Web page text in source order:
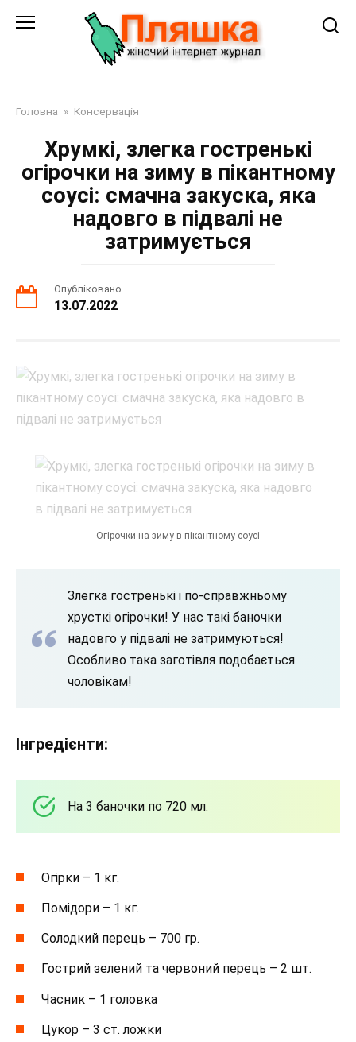
Головна » Консервація
Хрумкі, злегка гостренькі
огірочки на зиму в пікантному
соусі: смачна закуска, яка
надовго в підвалі не
затримується
Опубліковано
13.07.2022
Огірочки на зиму в пікантному соусі
Злегка гостренькі і по-справжньому
хрусткі огірочки! У нас такі баночки
надовго у підвалі не затримуються!
Особливо така заготівля подобається
чоловікам!
Інгредієнти:
На 3 баночки по 720 мл.
Огірки – 1 кг.
Помідори – 1 кг.
Солодкий перець – 700 гр.
Гострий зелений та червоний перець – 2 шт.
Часник – 1 головка
Цукор – 3 ст. ложки